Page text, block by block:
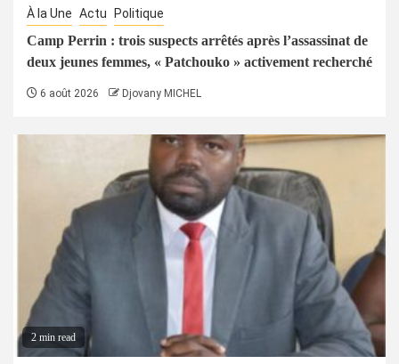
À la Une Actu Politique
Camp Perrin : trois suspects arrêtés après l’assassinat de
deux jeunes femmes, « Patchouko » activement recherché
6 août 2026 Djovany MICHEL
2 min read